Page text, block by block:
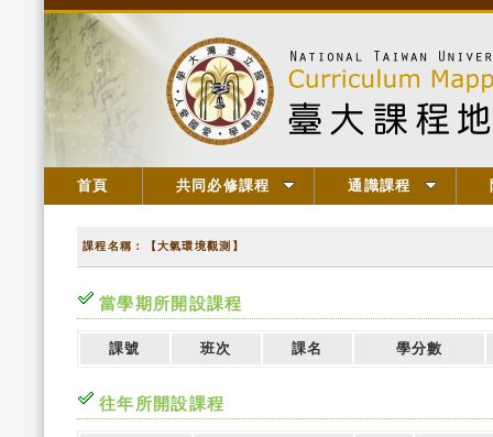
首頁 共同必修課程 通識課程
課程名稱：【大氣環境觀測】
當學期所開設課程
課號 班次 課名 學分數
往年所開設課程